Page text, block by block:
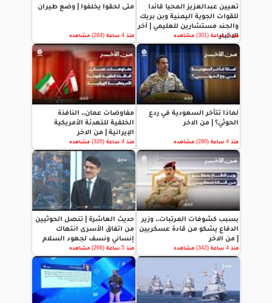
تعيين عبدالعزيز المحيا قائدا
للقوات الجوية اليمنية وبن بريك
والجند مستشارين للعليمي | آخر
الاخبار
منذ 4 ساعة (301) مشاهده
متى لحقوا يخلفوا | وضع طيران
منذ 4 ساعة (284) مشاهده
لماذا تتأخر السعودية في ردع
الحوثي؟ | من الاخر
منذ 4 ساعة (280) مشاهده
مفاوضات عمان.. النافذة
الخلفية للتهدئة الأمريكية
الإيرانية | من الاخر
منذ 4 ساعة (326) مشاهده
بسبب كشوفات المرتبات.. وزير
الدفاع يشكو من قادة عسكريين
| من الاخر
منذ 4 ساعة (342) مشاهده
حديث العاشرة | تنصل الحوثيين
من اتفاق الأسرى انتهاك
إنساني ونسف لجهود السلام
منذ 5 ساعة (266) مشاهده